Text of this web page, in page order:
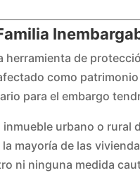
herramienta de
como
para el embargo
inmueble urbano o
mayoría de las
ni ninguna medida